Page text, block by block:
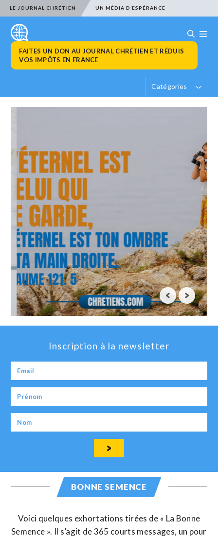
LE JOURNAL CHRÉTIEN UN MÉDIA D’ESPÉRANCE
FAITES UN DON AU JOURNAL CHRÉTIEN ET RÉDUIS
VOS IMPÔTS EN FRANCE
Catégories
Inscription à la newsletter
BONNE SEMENCE
Voici quelques exhortations tirées de « La Bonne
Semence ». Il s’agit de 365 courts messages, un pour